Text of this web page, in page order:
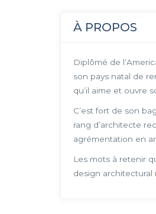
À PROPOS
Diplômé de
son pays natal de
qu’il aime et ouvre
C’est fort de son
rang d’architecte
agrémentation en
Les mots à retenir
design architectural